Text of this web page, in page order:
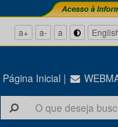
a+ a- a
Página Inicial |